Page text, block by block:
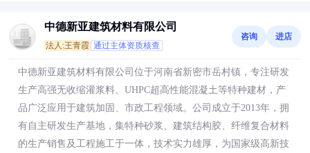
中德新亚建筑材料有限公司
法人:王青霞 通过主体资质核查
咨询 进店
中德新亚建筑材料有限公司位于河南省新密市岳村镇，专注研发
生产高强无收缩灌浆料、UHPC超高性能混凝土等特种建材，产
品广泛应用于建筑加固、市政工程领域。公司成立于2013年，拥
有自主研发生产基地，集特种砂浆、建筑结构胶、纤维复合材料
的生产销售及工程施工于一体，技术实力雄厚，为国家级高新技